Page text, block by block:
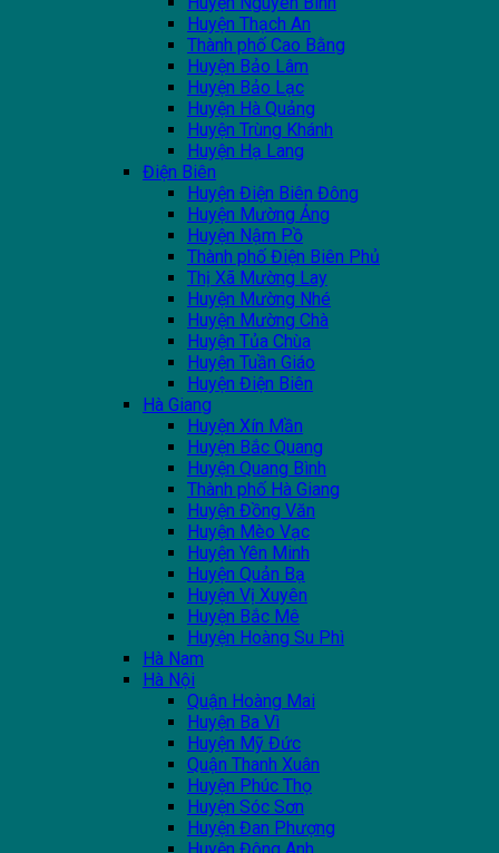
Huyện Thạch An
Thành phố Cao Bằng
Huyện Bảo Lâm
Huyện Bảo Lạc
Huyện Hà Quảng
Huyện Trùng Khánh
Huyện Hạ Lang
Điện Biên
Huyện Điện Biên Đông
Huyện Mường Ảng
Huyện Nậm Pồ
Thành phố Điện Biên Phủ
Thị Xã Mường Lay
Huyện Mường Nhé
Huyện Mường Chà
Huyện Tủa Chùa
Huyện Tuần Giáo
Huyện Điện Biên
Hà Giang
Huyện Xín Mần
Huyện Bắc Quang
Huyện Quang Bình
Thành phố Hà Giang
Huyện Đồng Văn
Huyện Mèo Vạc
Huyện Yên Minh
Huyện Quản Bạ
Huyện Vị Xuyên
Huyện Bắc Mê
Huyện Hoàng Su Phì
Hà Nam
Hà Nội
Quận Hoàng Mai
Huyện Ba Vì
Huyện Mỹ Đức
Quận Thanh Xuân
Huyện Phúc Thọ
Huyện Sóc Sơn
Huyện Đan Phượng